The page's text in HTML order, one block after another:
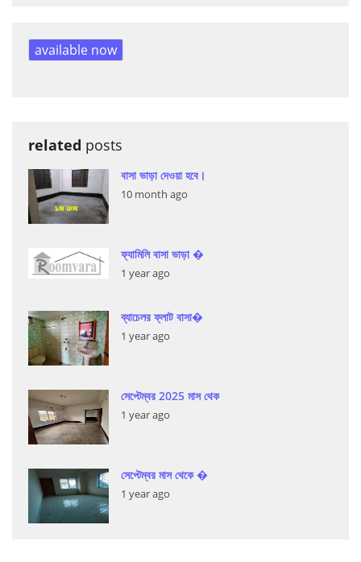
available now
related posts
বাসা ভাড়া দেওয়া হবে।
10 month ago
ফ্যামিলি বাসা ভাড়া �
1 year ago
ব্যাচেলর ফ্লাট বাসা�
1 year ago
সেপ্টেম্বর 2025 মাস থেক
1 year ago
সেপ্টেম্বর মাস থেকে �
1 year ago